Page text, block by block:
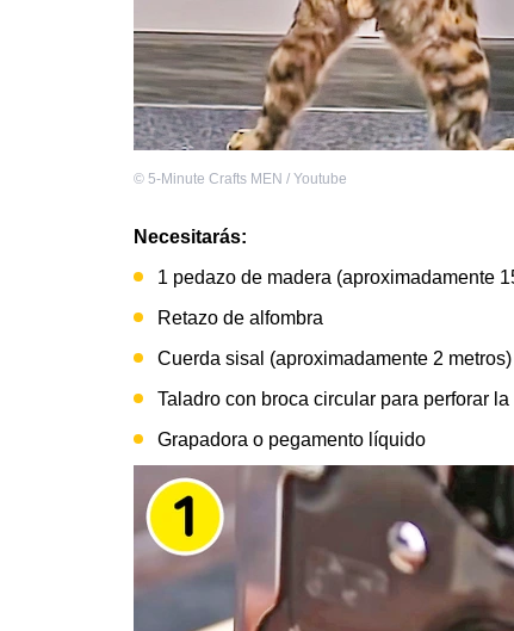
© 5-Minute Crafts MEN / Youtube
Necesitarás:
1 pedazo de madera (aproximadamente
Retazo de alfombra
Cuerda sisal (aproximadamente 2 metros)
Taladro con broca circular para perforar la
Grapadora o pegamento líquido